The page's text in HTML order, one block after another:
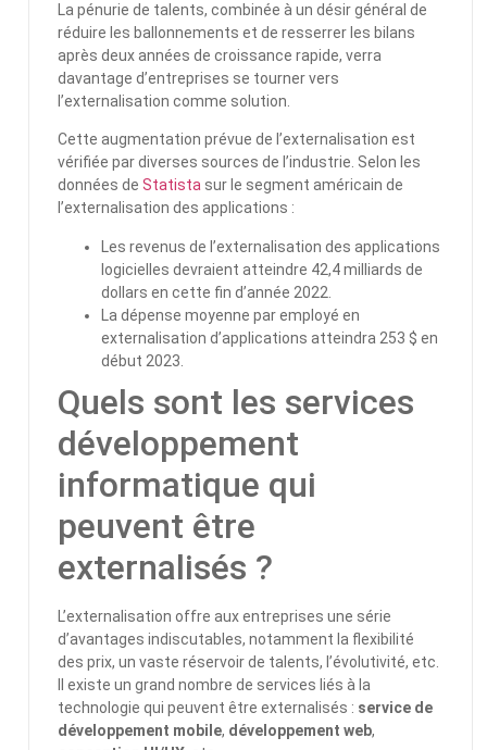
La pénurie de talents, combinée à un désir général de
réduire les ballonnements et de resserrer les bilans
après deux années de croissance rapide, verra
davantage d’entreprises se tourner vers
l’externalisation comme solution.
Cette augmentation prévue de l’externalisation est
vérifiée par diverses sources de l’industrie. Selon les
données deStatista sur le segment américain de
l’externalisation des applications :
Les revenus de l’externalisation des applications
logicielles devraient atteindre 42,4 milliards de
dollars en cette fin d’année 2022.
La dépense moyenne par employé en
externalisation d’applications atteindra 253 $ en
début 2023.
Quels sont les services
développement
informatique qui
peuvent être
externalisés ?
L’externalisation offre aux entreprises une série
d’avantages indiscutables, notamment la flexibilité
des prix, un vaste réservoir de talents, l’évolutivité, etc.
Il existe un grand nombre de services liés à la
technologie qui peuvent être externalisés : service de
développement mobile, développement web,